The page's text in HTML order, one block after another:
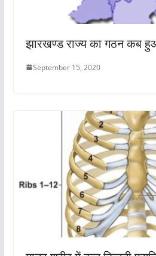
झारखण्ड राज्य का गठन कब
September 15, 2020